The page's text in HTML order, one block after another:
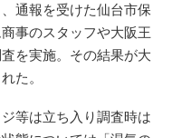
通報を受けた仙台市保
事のスタッフや大阪王
を実施。その結果が大
た。
等は立ち入り調査時は